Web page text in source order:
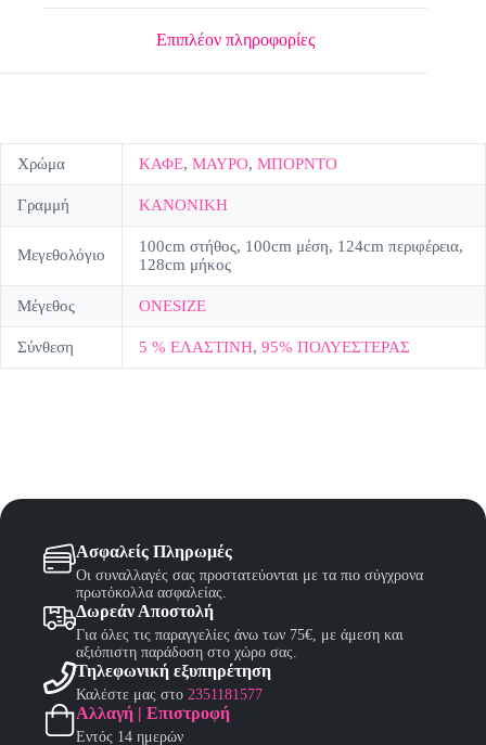
Επιπλέον πληροφορίες
Χρώμα ΚΑΦΕ, ΜΑΥΡΟ, ΜΠΟΡΝΤΟ
Γραμμή ΚΑΝΟΝΙΚΗ
Μεγεθολόγιο
100cm στήθος, 100cm μέση, 124cm περιφέρεια,
128cm μήκος
Μέγεθος ONESIZE
Σύνθεση 5 % ΕΛΑΣΤΙΝΗ, 95% ΠΟΛΥΕΣΤΕΡΑΣ
Ασφαλείς Πληρωμές
Οι συναλλαγές σας προστατεύονται με τα πιο σύγχρονα
πρωτόκολλα ασφαλείας.
Δωρεάν Αποστολή
Για όλες τις παραγγελίες άνω των 75€, με άμεση και
αξιόπιστη παράδοση στο χώρο σας.
Τηλεφωνική εξυπηρέτηση
Καλέστε μας στο 2351181577
Αλλαγή | Επιστροφή
Εντός 14 ημερών